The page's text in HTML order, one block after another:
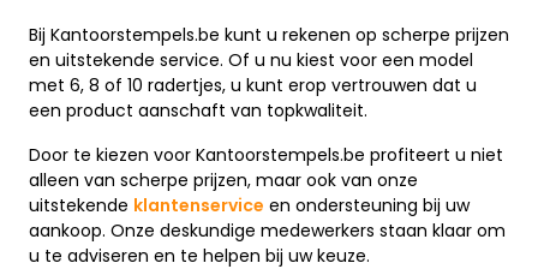
Bij Kantoorstempels.be kunt u rekenen op scherpe prijzen
en uitstekende service. Of u nu kiest voor een model
met 6, 8 of 10 radertjes, u kunt erop vertrouwen dat u
een product aanschaft van topkwaliteit.
Door te kiezen voor Kantoorstempels.be profiteert u niet
alleen van scherpe prijzen, maar ook van onze
uitstekende klantenservice en ondersteuning bij uw
aankoop. Onze deskundige medewerkers staan klaar om
u te adviseren en te helpen bij uw keuze.